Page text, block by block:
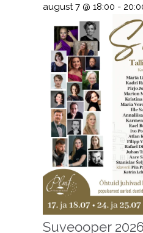
august 7 @ 18:00 -
Suveooper